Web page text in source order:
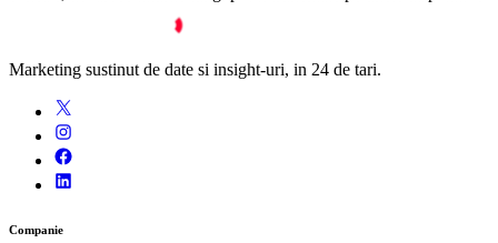
Marketing sustinut de date si insight-uri, in 24 de tari.
Companie